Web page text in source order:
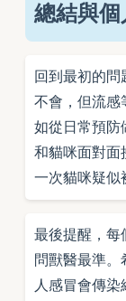
總結與
回到最初的
不會，但流感
如從日常預防
和貓咪面對面
一次貓咪疑似
最後提醒，每
問獸醫最準。
人感冒會傳染